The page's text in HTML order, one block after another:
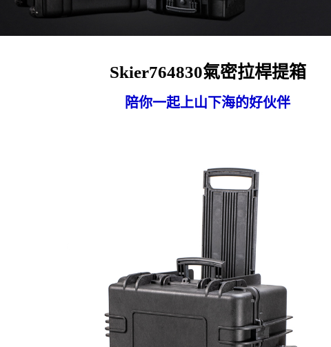
Skier764830氣密拉桿提箱
陪你一起上山下海的好伙伴